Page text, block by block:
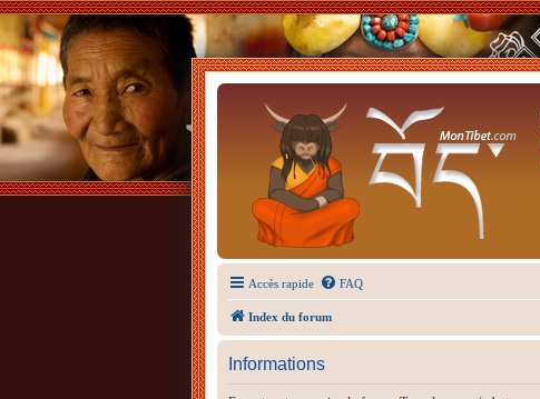
Accès rapide FAQ
Index du forum
Informations